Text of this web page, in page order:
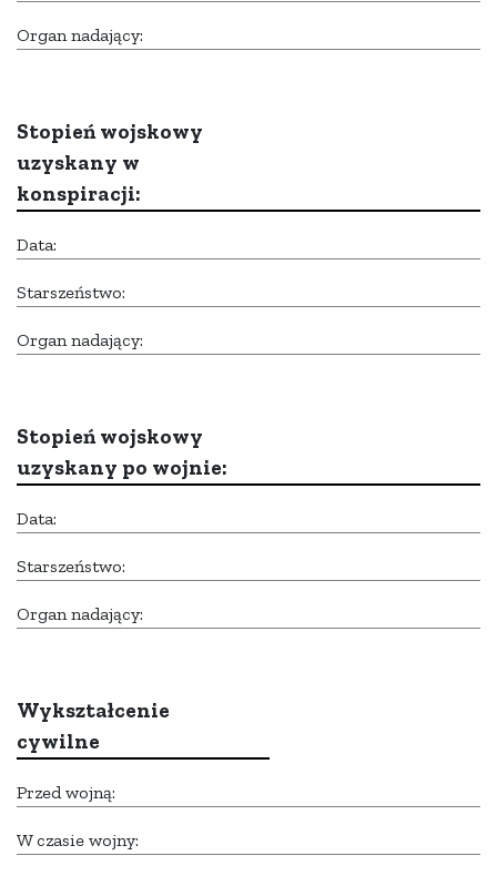
Organ nadający:
Stopień wojskowy
uzyskany w
konspiracji:
Data:
Starszeństwo:
Organ nadający:
Stopień wojskowy
uzyskany po wojnie:
Data:
Starszeństwo:
Organ nadający:
Wykształcenie
cywilne
Przed wojną:
W czasie wojny: